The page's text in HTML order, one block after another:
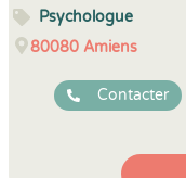
Psychologue
80080 Amiens
Contacter